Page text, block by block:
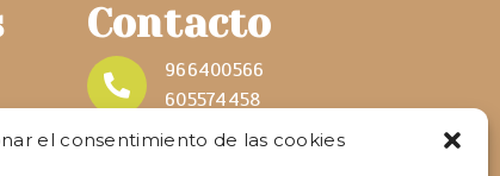
el consentimiento de las cookies
Contacto
966400566
605574458
info@capicuapeluqueriacanina.com